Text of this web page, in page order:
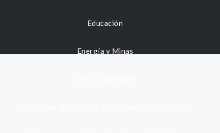
Educación
Energía y Minas